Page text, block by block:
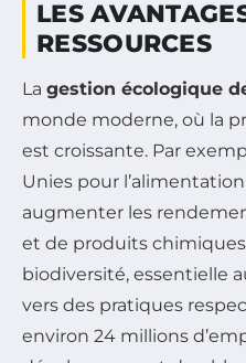
LES
RESSOURCES
La gestion écologique
monde moderne, où la
est croissante. Par
Unies pour
augmenter les
et de produits
biodiversité, essentielle
vers des pratiques
environ 24 millions